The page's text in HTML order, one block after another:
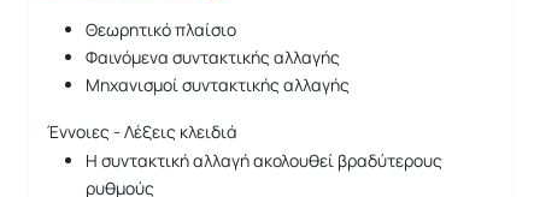
Θεωρητικό πλαίσιο
Φαινόμενα συντακτικής αλλαγής
Μηχανισμοί συντακτικής αλλαγής
Έννοιες - Λέξεις κλειδιά
Η συντακτική αλλαγή ακολουθεί βραδύτερους
ρυθμούς